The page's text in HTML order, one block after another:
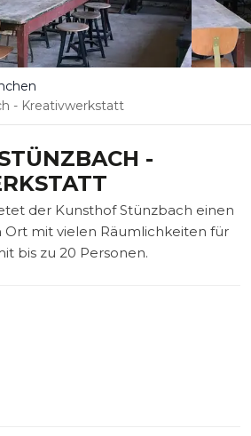
- Kreativwerkstatt
-
der Kunsthof Stünzbach einen
mit vielen Räumlichkeiten für
bis zu 20 Personen.